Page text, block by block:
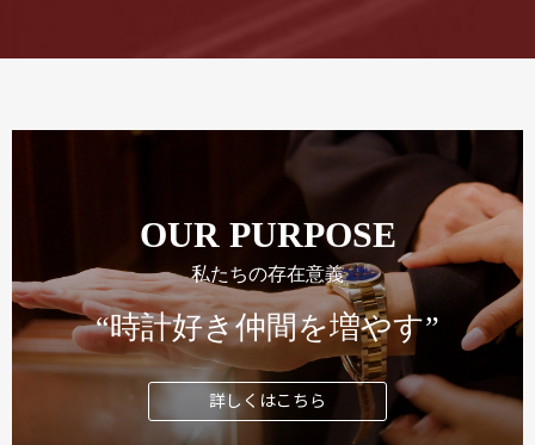
OUR PURPOSE
私たちの存在意義
“時計好き仲間を増やす”
詳しくはこちら